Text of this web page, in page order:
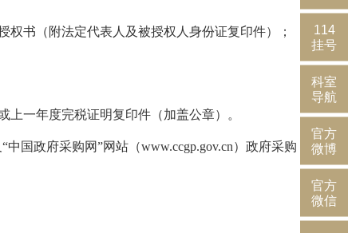
114
挂号
科室
导航
官方
微博
官方
微信
书（附法定代表人及被授权人身份证复印件）；
一年度完税证明复印件（加盖公章）。
中国政府采购网”网站（www.ccgp.gov.cn）政府采购